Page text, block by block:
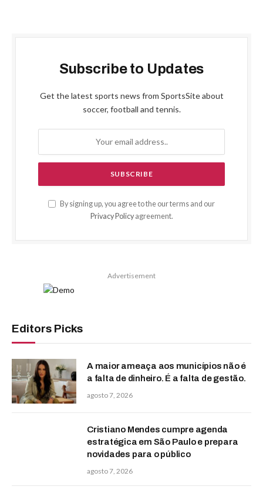
Subscribe to Updates
Get the latest sports news from SportsSite about
soccer, football and tennis.
By signing up, you agree to the our terms and our
Privacy Policyagreement.
Advertisement
Editors Picks
A maior ameaça aos municípios não é
a falta de dinheiro. É a falta de gestão.
agosto 7, 2026
Cristiano Mendes cumpre agenda
estratégica em São Paulo e prepara
novidades para o público
agosto 7, 2026